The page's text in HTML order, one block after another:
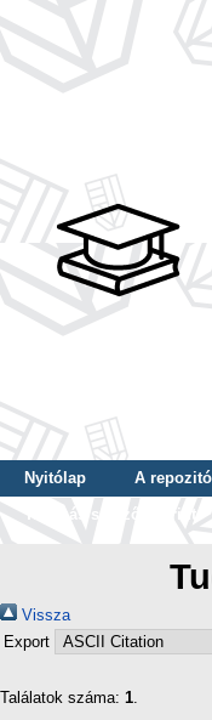
Nyitólap A
Tallózás szerző szerint
Vissza
Export
Találatok száma: 1.